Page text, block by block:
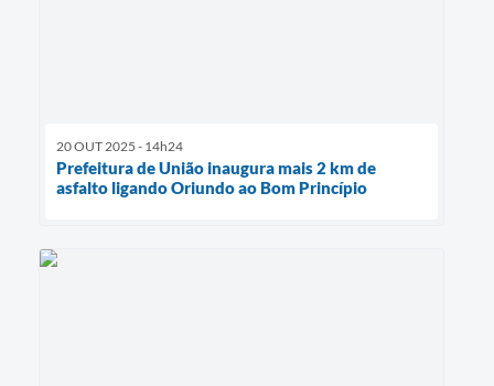
20 OUT 2025 - 14h24
Prefeitura de União inaugura mais 2 km de
asfalto ligando Oriundo ao Bom Princípio